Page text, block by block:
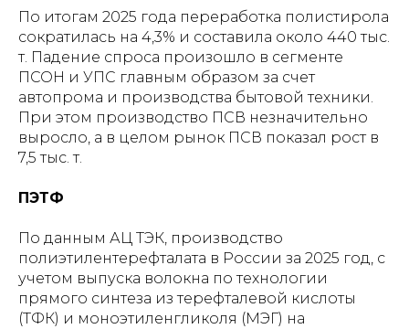
По итогам 2025 года переработка полистирола
сократилась на 4,3% и составила около 440 тыс.
т. Падение спроса произошло в сегменте
ПСОН и УПС главным образом за счет
автопрома и производства бытовой техники.
При этом производство ПСВ незначительно
выросло, а в целом рынок ПСВ показал рост в
7,5 тыс. т.
ПЭТФ
По данным АЦ ТЭК, производство
полиэтилентерефталата в России за 2025 год, с
учетом выпуска волокна по технологии
прямого синтеза из терефталевой кислоты
(ТФК) и моноэтиленгликоля (МЭГ) на